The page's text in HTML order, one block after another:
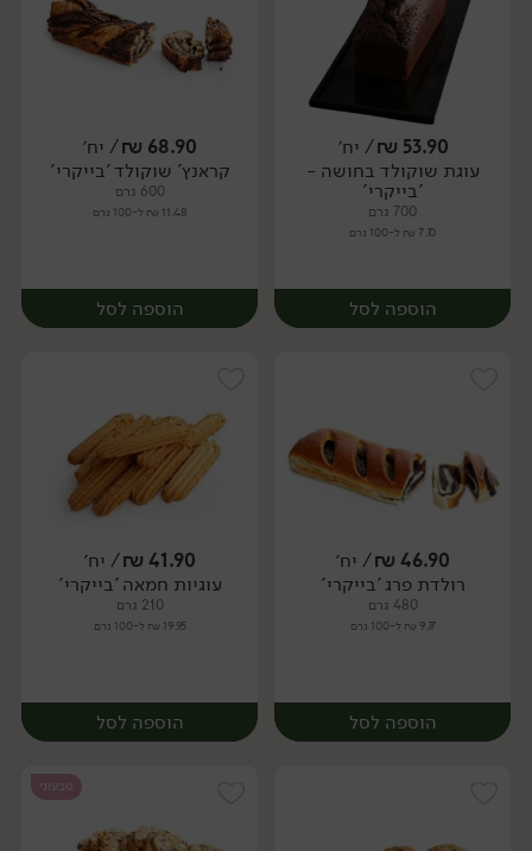
יח׳ יח׳
53.90
₪/ יח׳
עוגת שוקולד בחושה -
'בייקרי'
700 גרם
7.70 ₪ ל-100 גרם
הוספה לסל
יח׳
68.90
₪/ יח׳
קראנץ' שוקולד 'בייקרי'
600 גרם
11.48 ₪ ל-100 גרם
הוספה לסל
יח׳
46.90
₪/ יח׳
רולדת פרג 'בייקרי'
480 גרם
9.77 ₪ ל-100 גרם
הוספה לסל
41.90
₪/ יח׳
עוגיות חמאה 'בייקרי'
210 גרם
19.95 ₪ ל-100 גרם
הוספה לסל
טבעוני